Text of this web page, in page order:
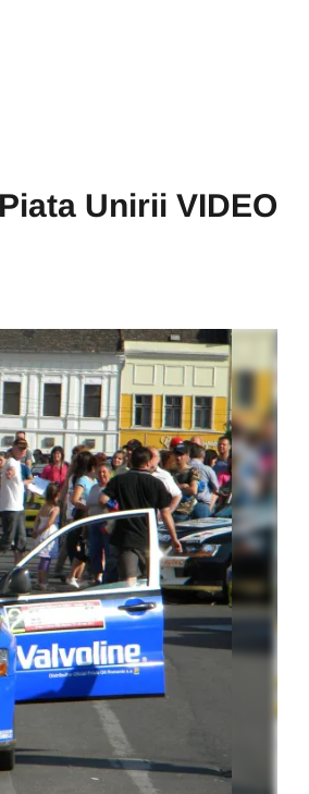
Unirii VIDEO